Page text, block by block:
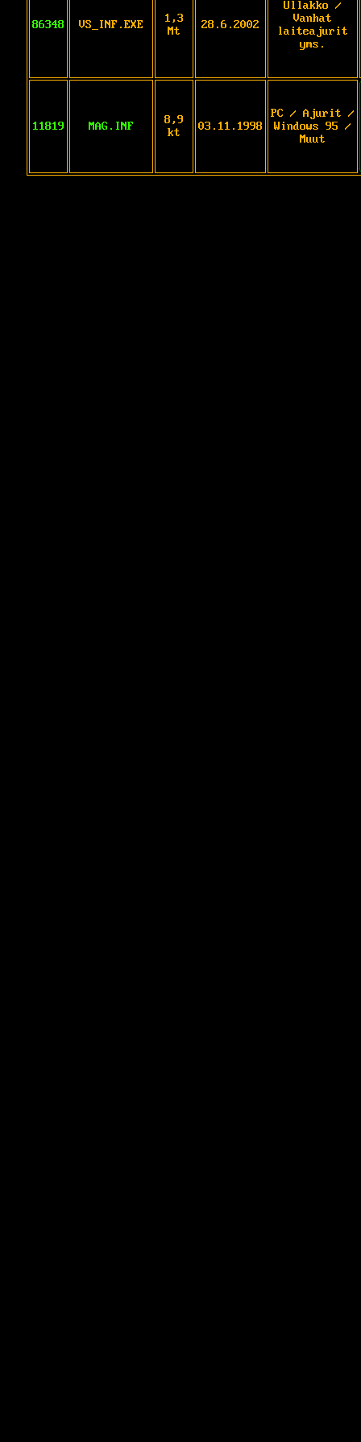
86348 VS_INF.EXE
1,3
Mt
28.6.2002
Ullakko /
Vanhat
laiteajurit
yms.
11819 MAG.INF
8,9
kt
03.11.1998
PC / Ajurit /
Windows 95 /
Muut